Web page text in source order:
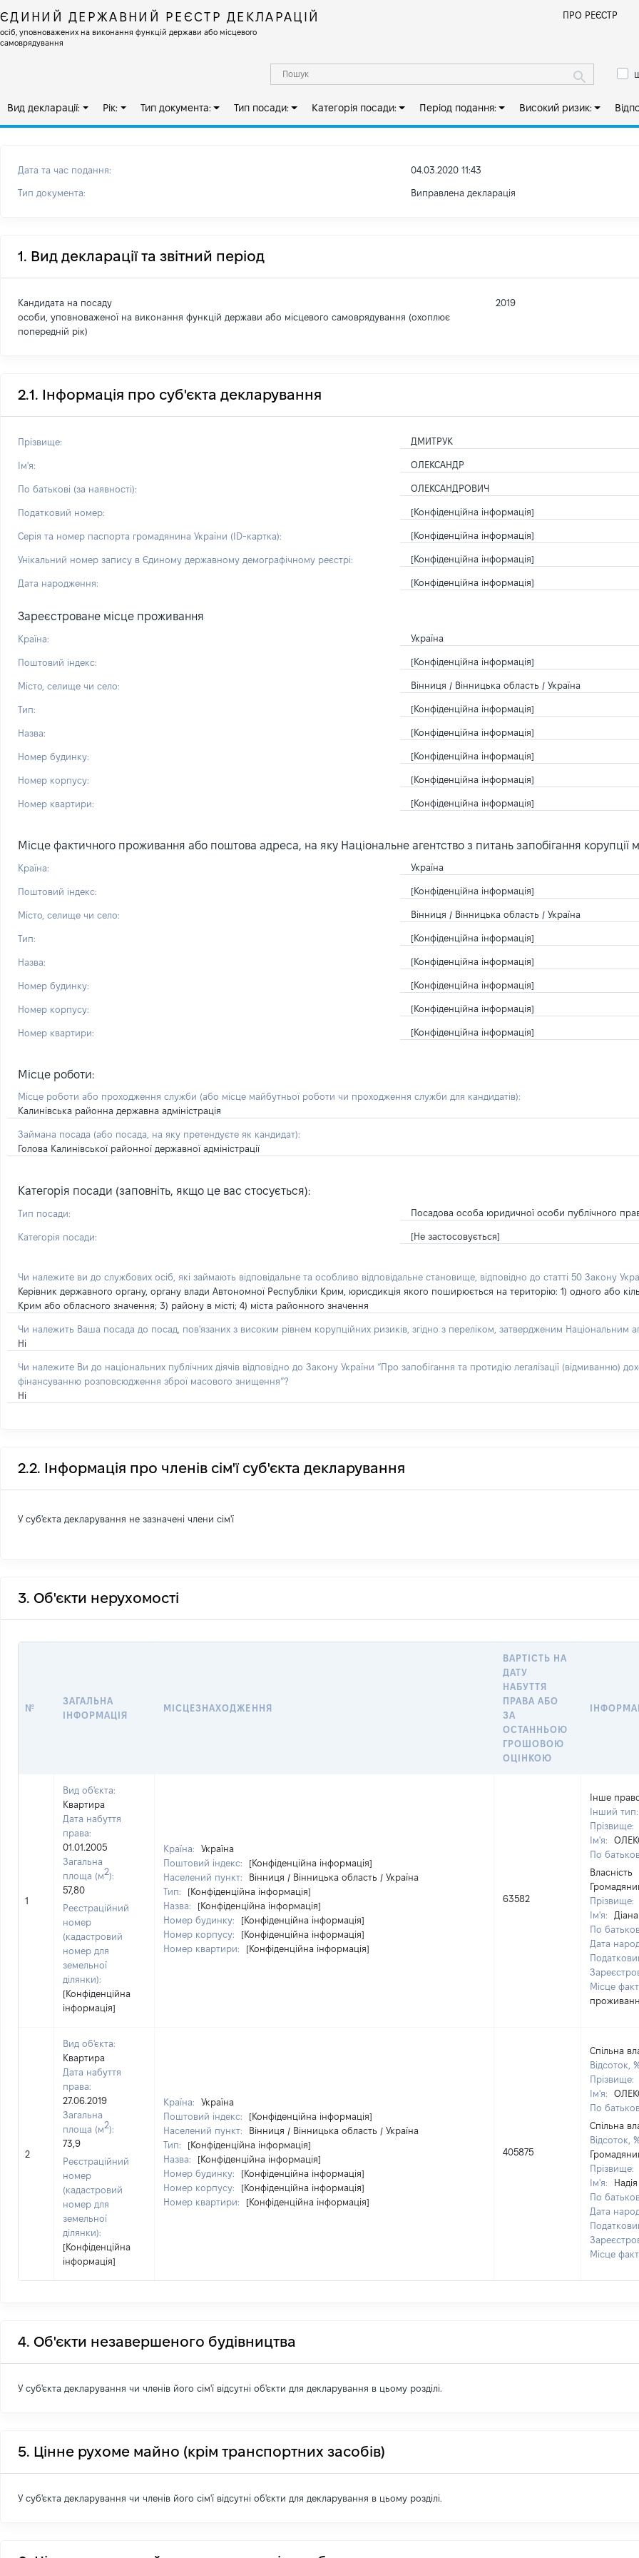
ЄДИНИЙ ДЕРЖАВНИЙ РЕЄСТР ДЕКЛАРАЦІЙ
осіб, уповноважених на виконання функцій держави або місцевого
самоврядування
ПРО РЕЄСТР
Вид декларації: Рік: Тип документа: Тип посади: Категорія посади: Період подання: Високий ризик:
Дата та час подання: 04.03.2020 11:43
Тип документа: Виправлена декларація
1. Вид декларації та звітний період
Кандидата на посаду
особи, уповноваженої на виконання функцій держави або місцевого самоврядування (охоплює
попередній рік)
2019
2.1. Інформація про суб'єкта декларування
Прізвище: ДМИТРУК
Ім'я: ОЛЕКСАНДР
По батькові (за наявності): ОЛЕКСАНДРОВИЧ
Податковий номер: [Конфіденційна інформація]
Серія та номер паспорта громадянина України (ID-картка): [Конфіденційна інформація]
Унікальний номер запису в Єдиному державному демографічному реєстрі: [Конфіденційна інформація]
Дата народження: [Конфіденційна інформація]
Зареєстроване місце проживання
Країна: Україна
Поштовий індекс: [Конфіденційна інформація]
Місто, селище чи село: Вінниця / Вінницька область / Україна
Тип: [Конфіденційна інформація]
Назва: [Конфіденційна інформація]
Номер будинку: [Конфіденційна інформація]
Номер корпусу: [Конфіденційна інформація]
Номер квартири: [Конфіденційна інформація]
Місце фактичного проживання або поштова адреса, на яку Національне агентство з питань запобігання
Країна: Україна
Поштовий індекс: [Конфіденційна інформація]
Місто, селище чи село: Вінниця / Вінницька область / Україна
Тип: [Конфіденційна інформація]
Назва: [Конфіденційна інформація]
Номер будинку: [Конфіденційна інформація]
Номер корпусу: [Конфіденційна інформація]
Номер квартири: [Конфіденційна інформація]
Місце роботи:
Місце роботи або проходження служби (або місце майбутньої роботи чи проходження служби для кандидатів):
Калинівська районна державна адміністрація
Займана посада (або посада, на яку претендуєте як кандидат):
Голова Калинівської районної державної адміністрації
Категорія посади (заповніть, якщо це вас стосується):
Тип посади: Посадова особа юридичної особи публічного
Категорія посади: [Не застосовується]
Чи належите ви до службових осіб, які займають відповідальне та особливо відповідальне становище, відповідно до статті 50 Закону
Керівник державного органу, органу влади Автономної Республіки Крим, юрисдикція якого поширюється на територію: 1) одного або
Крим або обласного значення; 3) району в місті; 4) міста районного значення
Чи належить Ваша посада до посад, пов'язаних з високим рівнем корупційних ризиків, згідно з переліком, затвердженим Національним
Ні
Чи належите Ви до національних публічних діячів відповідно до Закону України “Про запобігання та протидію легалізації
фінансуванню розповсюдження зброї масового знищення”?
Ні
2.2. Інформація про членів сім'ї суб'єкта декларування
У суб'єкта декларування не зазначені члени сім'ї
3. Об'єкти нерухомості
№
ЗАГАЛЬНА
ІНФОРМАЦІЯ
МІСЦЕЗНАХОДЖЕННЯ
ВАРТІСТЬ НА
ДАТУ
НАБУТТЯ
ПРАВА АБО
ЗА
ОСТАННЬОЮ
ГРОШОВОЮ
ОЦІНКОЮ
1
Вид об'єкта:
Квартира
Дата набуття
права:
01.01.2005
Загальна
площа (м2):
57,80
Реєстраційний
номер
(кадастровий
номер для
земельної
ділянки):
[Конфіденційна
інформація]
Країна:
Україна
Поштовий індекс:
[Конфіденційна інформація]
Населений пункт:
Вінниця / Вінницька область / Україна
Тип:
[Конфіденційна інформація]
Назва:
[Конфіденційна інформація]
Номер будинку:
[Конфіденційна інформація]
Номер корпусу:
[Конфіденційна інформація]
Номер квартири:
[Конфіденційна інформація]
63582
Інше
Інший тип:
Прізвище:
Ім'я:
По
Власність
Прізвище:
Ім'я:
Діана
По
Дата
Місце
2
Вид об'єкта:
Квартира
Дата набуття
права:
27.06.2019
Загальна
площа (м2):
73,9
Реєстраційний
номер
(кадастровий
номер для
земельної
ділянки):
[Конфіденційна
інформація]
Країна:
Україна
Поштовий індекс:
[Конфіденційна інформація]
Населений пункт:
Вінниця / Вінницька область / Україна
Тип:
[Конфіденційна інформація]
Назва:
[Конфіденційна інформація]
Номер будинку:
[Конфіденційна інформація]
Номер корпусу:
[Конфіденційна інформація]
Номер квартири:
[Конфіденційна інформація]
405875
Спільна
Відсоток,
Прізвище:
Ім'я:
По
Спільна
Відсоток,
Прізвище:
Ім'я:
Надія
По
Дата
Місце
4. Об'єкти незавершеного будівництва
У суб'єкта декларування чи членів його сім'ї відсутні об'єкти для декларування в цьому розділі.
5. Цінне рухоме майно (крім транспортних засобів)
У суб'єкта декларування чи членів його сім'ї відсутні об'єкти для декларування в цьому розділі.